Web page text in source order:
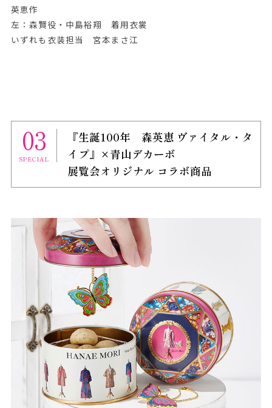
英恵作
左：森賢役・中島裕翔 着用衣裳
いずれも衣装担当 宮本まさ江
03
SPECIAL
『生誕100年 森英恵 ヴァイタル・タ
イプ』×青山デカーボ
展覧会オリジナル コラボ商品